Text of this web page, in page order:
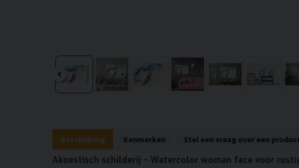
Beschrijving Kenmerken Stel een vraag over een
Akoestisch schilderij – Watercolor woman face voor